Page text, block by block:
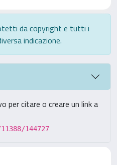
da copyright e tutti i
indicazione.
per citare o creare un link a
144727